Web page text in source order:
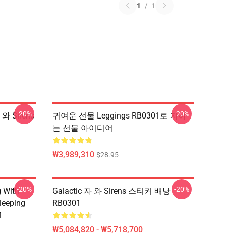
1 / 1
Sirens
-20%
귀여운 선물 Leggings RB0301로 자하
는 선물 아이디어
₩3,989,310 $28.95
-20%
With-20%
Galactic 자 와 Sirens 스티커 배낭
RB0301
₩5,084,820 - ₩5,718,700
-20%